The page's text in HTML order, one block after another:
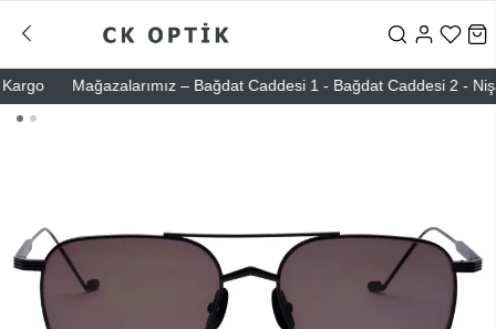
Mağazalarımız – Bağdat Caddesi 1 - Bağdat Caddesi 2 -